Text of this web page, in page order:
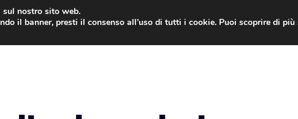
nostro sito web.
il banner, presti il consenso all’uso di tutti i cookie. Puoi scoprire di